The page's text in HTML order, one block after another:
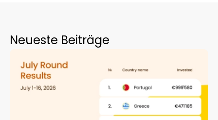
Neueste Beiträge